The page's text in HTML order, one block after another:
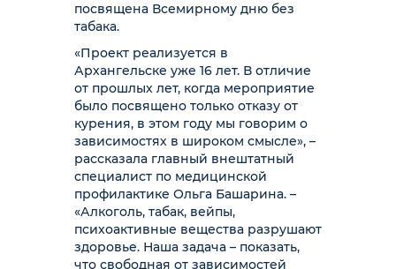
посвящена Всемирному дню без
табака.
«Проект реализуется в
Архангельске уже 16 лет. В отличие
от прошлых лет, когда мероприятие
было посвящено только отказу от
курения, в этом году мы говорим о
зависимостях в широком смысле», –
рассказала главный внештатный
специалист по медицинской
профилактике Ольга Башарина. –
«Алкоголь, табак, вейпы,
психоактивные вещества разрушают
здоровье. Наша задача – показать,
что свободная от зависимостей